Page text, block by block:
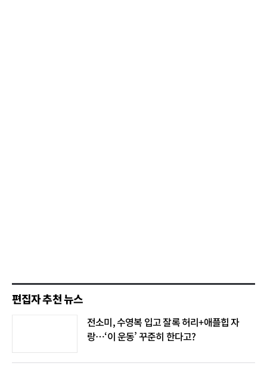
편집자 추천 뉴스
전소미, 수영복 입고 잘록 허리+애플힙 자
랑…‘이 운동’ 꾸준히 한다고?